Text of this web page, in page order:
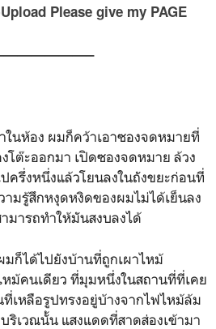
Please give my PAGE
นห้อง ผมก็คว้าเอาซองจดหมายที่
โต๊ะออกมา เปิดซองจดหมาย ล้วง
ครึ่งหนึ่งแล้วโยนลงในถังขยะก่อนที่
มรู้สึกหงุดหงิดของผมไม่ได้เย็นลง
มารถทำให้มันสงบลงได้
มก็ได้ไปยังบ้านที่ถูกเผาไหม้
หม้คนเดียว ที่มุมหนึ่งในสถานที่ที่เคย
เหลือรูปทรงอยู่บ้างจากไฟไหม้ล้ม
ริเวณนั้น แสงแดดที่สาดส่องเข้ามา